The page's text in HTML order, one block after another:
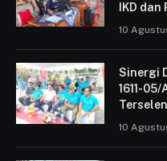
IKD
10
Sinergi
1611-
10